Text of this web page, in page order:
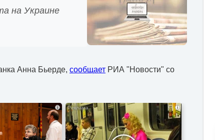
на Украине
Анна Бьерде, сообщает РИА "Новости" со
i i